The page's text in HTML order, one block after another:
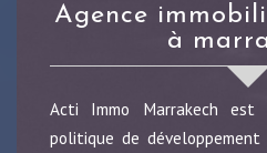
agence immobilière acti immo
à
Acti Immo Marrakech est
politique de